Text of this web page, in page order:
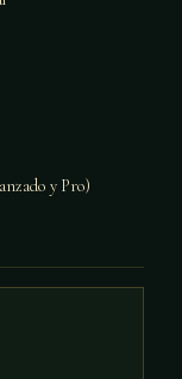
y Pro)